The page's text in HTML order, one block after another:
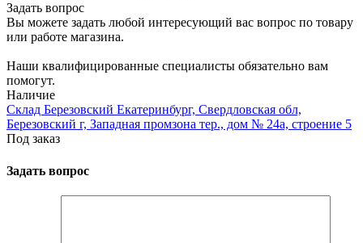
Задать вопрос
Вы можете задать любой интересующий вас вопрос по товару
или работе магазина.
Наши квалифицированные специалисты обязательно вам
помогут.
Наличие
Склад Березовский Екатеринбург, Свердловская обл,
Березовский г, Западная промзона тер., дом № 24а, строение 5
Под заказ
Задать вопрос